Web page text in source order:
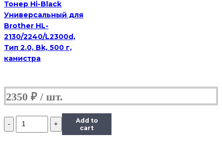
совместимый,
для
TK-
5230M
Тонер Hi-Black
Универсальный для
Brother HL-
2130/2240/L2300d,
Тип 2.0, Bk, 500 г,
канистра
2350 ₽
Количество
Тонер
Add to
cart